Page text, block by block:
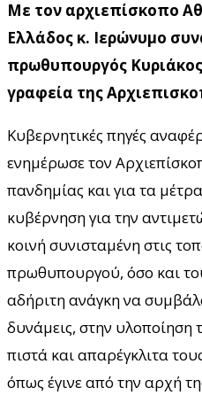
Με τον αρχιεπίσκοπο
Ελλάδος κ. Ιερώνυμο
πρωθυπουργός
γραφεία της
Κυβερνητικές πηγές
ενημέρωσε τον
πανδημίας και για τα
κυβέρνηση για την
κοινή συνισταμένη στις
πρωθυπουργού, όσο και
αδήριτη ανάγκη να
δυνάμεις, στην
πιστά και απαρέγκλιτα
όπως έγινε από την αρχή